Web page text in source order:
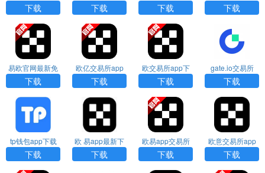
pp下载
下载
网下载安装
下载
所app（BitRabbi
t）
下载
p
下载
易欧官网最新免
费版下载
下载
欧亿交易所app
下载官方网站
下载
欧交易所app下
载安卓版
下载
gate.io交易所
下载
tp钱包app下载
下载
欧 易app最新下
载
下载
欧易app交易所
下载
下载
欧意交易所app
官方版免费下载
下载